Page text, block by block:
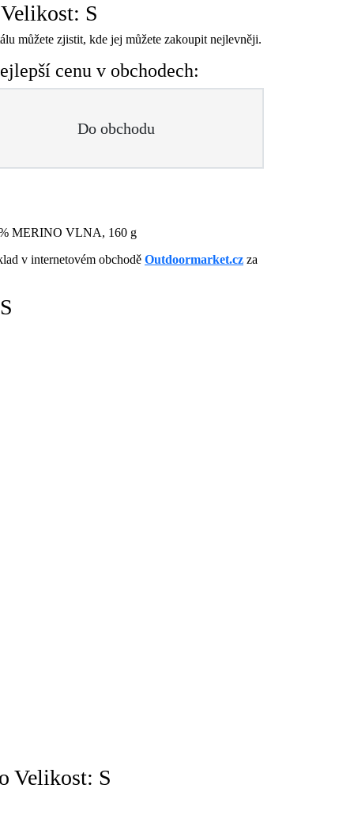
S
můžete zjistit, kde jej můžete zakoupit nejlevněji.
cenu v obchodech:
Do obchodu
MERINO VLNA, 160 g
v internetovém obchodě Outdoormarket.cz za
Velikost: S